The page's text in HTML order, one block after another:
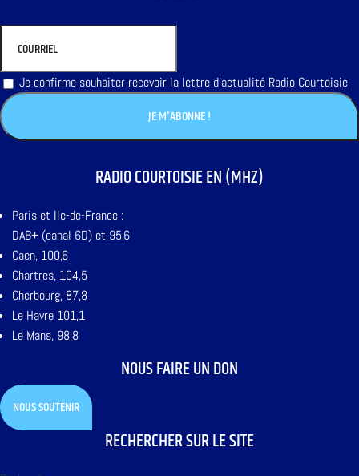
Je confirme souhaiter recevoir la lettre d'actualité Radio Courtoisie
RADIO COURTOISIE EN (MHZ)
Paris et Ile-de-France :
DAB+ (canal 6D) et 95,6
Caen, 100,6
Chartres, 104,5
Cherbourg, 87,8
Le Havre 101,1
Le Mans, 98,8
NOUS FAIRE UN DON
NOUS SOUTENIR
RECHERCHER SUR LE SITE